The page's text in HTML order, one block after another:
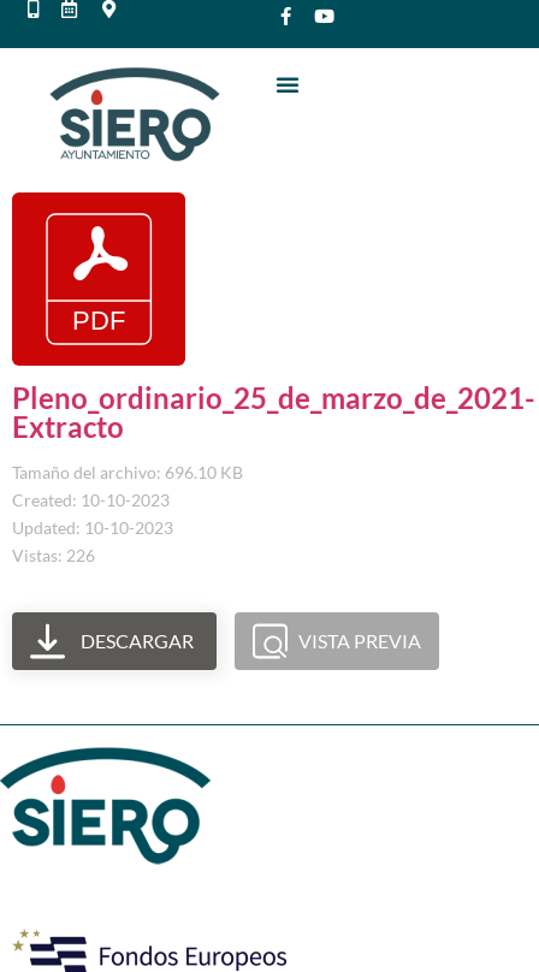
Pleno_ordinario_25_de_marzo_de_2021-
Extracto
Tamaño del archivo: 696.10 KB
Created: 10-10-2023
Updated: 10-10-2023
Vistas: 226
DESCARGAR VISTA PREVIA